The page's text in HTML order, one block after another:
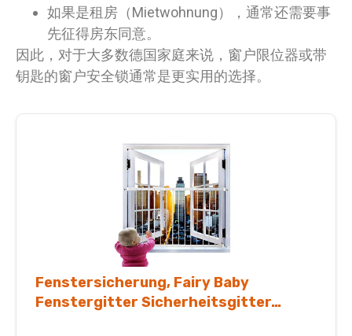
如果是租房（Mietwohnung），通常还需要事
先征得房东同意。
因此，对于大多数德国家庭来说，窗户限位器或带
钥匙的窗户安全锁通常是更实用的选择。
Fenstersicherung, Fairy Baby
Fenstergitter Sicherheitsgitter…